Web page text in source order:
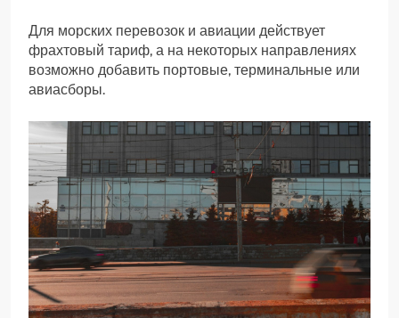
Для морских перевозок и авиации действует
фрахтовый тариф, а на некоторых направлениях
возможно добавить портовые, терминальные или
авиасборы.